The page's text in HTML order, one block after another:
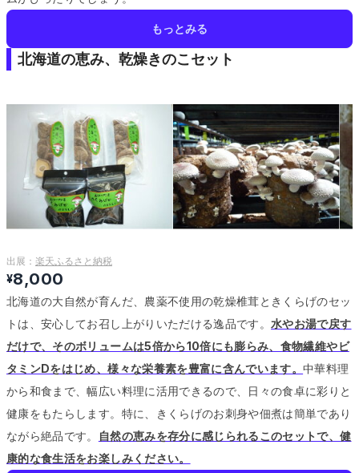
もっとみる
北海道の恵み、乾燥きのこセット
出展： 楽天ふるさと納税
¥8,000
北海道の大自然が育んだ、農薬不使用の乾燥椎茸ときくらげのセッ
トは、安心してお召し上がりいただける逸品です。水やお湯で戻す
だけで、そのボリュームは5倍から10倍にも膨らみ、食物繊維やビ
タミンDをはじめ、様々な栄養素を豊富に含んでいます。中華料理
から和食まで、幅広い料理に活用できるので、日々の食卓に彩りと
健康をもたらします。 特に、きくらげのお刺身や佃煮は簡単であり
ながら絶品です。
自然の恵みを存分に感じられるこのセットで、健
康的な食生活をお楽しみください。